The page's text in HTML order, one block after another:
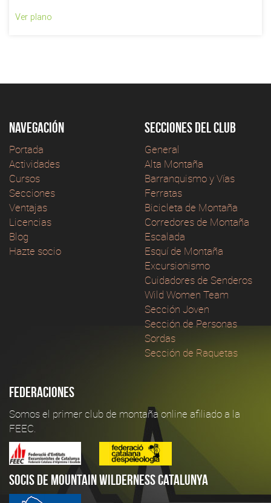
Ver plano
Navegación
Portada
Actividades
Cursos
Secciones
Ventajas
Licencias
Blog
Hazte socio
Secciones del club
General
Alta Montaña
Barranquismo y Vías
Ferratas
Bicicleta de Montaña
Corredores de Montaña
Escalada
Esquí de Montaña
Excursionismo
Cuidadores de Senderos
Wild Women Team
Sección Joven
Sección de Personas
Sordas
Sección de Raquetas
Federaciones
Somos el primer club de montaña online afiliado a la
FEEC.
Socis de Mountain Wilderness Catalunya